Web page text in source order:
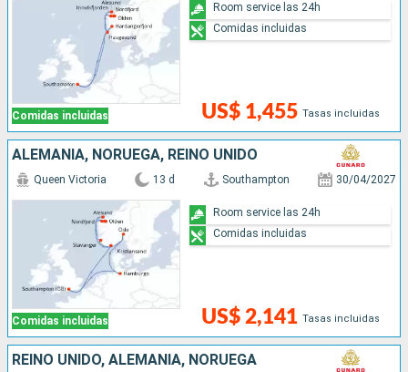
Comidas incluidas US$ 1,455 Tasas incluidas
Room service las 24h
Comidas incluidas
ALEMANIA, NORUEGA, REINO UNIDO
Comidas incluidas
Queen Victoria 13 d Southampton 30/04/2027
US$ 2,141 Tasas incluidas
Room service las 24h
Comidas incluidas
REINO UNIDO, ALEMANIA, NORUEGA